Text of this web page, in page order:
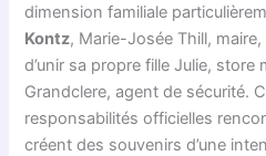
dimension familiale
Kontz, Marie-Josée Thill,
d’unir sa propre fille Julie, store
Grandclere, agent de sécurité.
responsabilités officielles
créent des souvenirs d’une